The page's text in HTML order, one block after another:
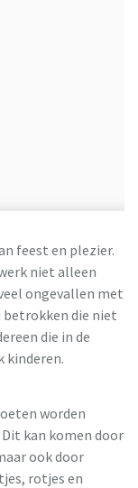
feest en plezier.
niet alleen
ongevallen met
betrokken die niet
die in de
kinderen.
worden
kan komen door
ook door
rotjes en